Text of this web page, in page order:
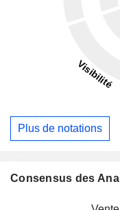
Plus de notations
Consensus des